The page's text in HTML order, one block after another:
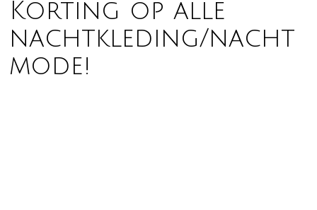
Korting op alle
nachtkleding/nacht
mode!